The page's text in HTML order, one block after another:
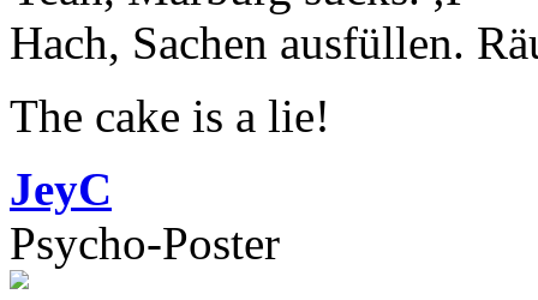
Hach, Sachen ausfüllen.
The cake is a lie!
JeyC
Psycho-Poster